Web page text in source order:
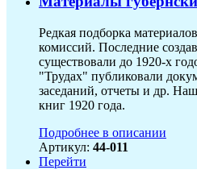
Редкая подборка
комиссий. Последние
существовали до 1920-х
"Трудах" публиковали
заседаний, отчеты и др.
книг 1920 года.
Подробнее в описании
Артикул: 44-011
Перейти